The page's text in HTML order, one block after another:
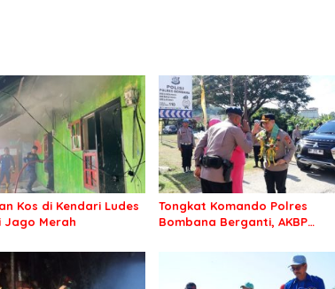
Kos di Kendari Ludes
Jago Merah
Tongkat Komando Polres
Bombana Berganti, AKBP
Kepolisian Bombana